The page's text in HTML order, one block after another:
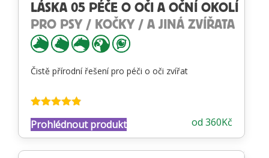
LÁSKA 05 PÉČE O OČI A OČNÍ OKOLÍ
PRO PSY / KOČKY / A JINÁ ZVÍŘATA
Čistě přírodní řešení pro péči o oči zvířat
4.81z 5 od 360Kč
Prohlédnout produkt